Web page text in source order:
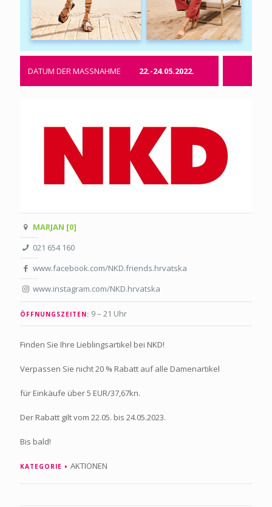
DATUM DER MASSNAHME 22.-24.05.2022.
MARJAN [0]
021 654 160
www.facebook.com/NKD.friends.hrvatska
www.instagram.com/NKD.hrvatska
ÖFFNUNGSZEITEN: 9 – 21 Uhr
Finden Sie Ihre Lieblingsartikel bei NKD!
Verpassen Sie nicht 20 % Rabatt auf alle Damenartikel
für Einkäufe über 5 EUR/37,67kn.
Der Rabatt gilt vom 22.05. bis 24.05.2023.
Bis bald!
KATEGORIE AKTIONEN